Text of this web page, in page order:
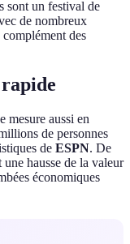
sont un festival de
de nombreux
complément des
mesure aussi en
de personnes
de ESPN. De
hausse de la valeur
économiques